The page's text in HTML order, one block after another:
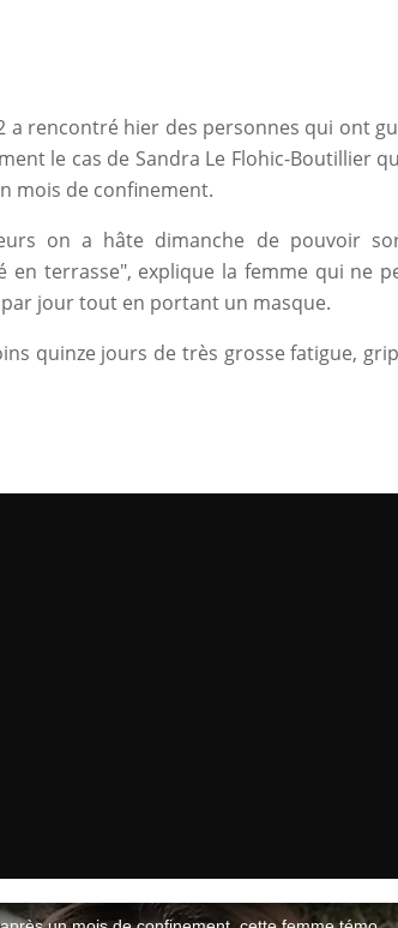
a rencontré hier des personnes qui ont
le cas de Sandra Le Flohic-Boutillier
mois de confinement.
on a hâte dimanche de pouvoir
en terrasse", explique la femme qui ne
jour tout en portant un masque.
quinze jours de très grosse fatigue,